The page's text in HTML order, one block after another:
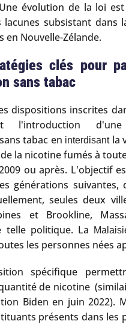
évolution de la loi
lacunes subsistant dans
en Nouvelle-Zélande.
clés pour
sans tabac
dispositions inscrites
l'introduction
tabac en interdisantla
la nicotine fumés à
ou après. L'objectif
générations suivantes,
seules deux
et Brookline,
telle politique. La
les personnes nées
spécifique
de nicotine.
Biden en juin 2022).
présents dans les